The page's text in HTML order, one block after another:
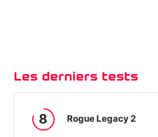
Les derniers tests
8 Rogue Legacy 2